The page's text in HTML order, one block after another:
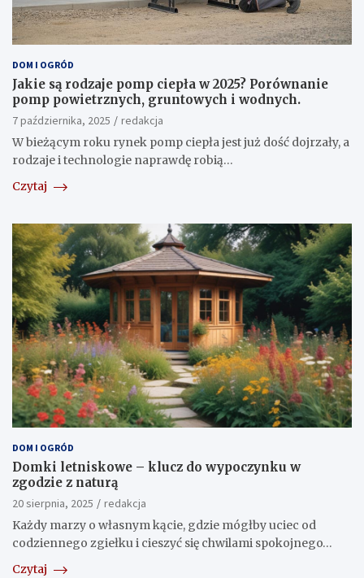
DOM I OGRÓD
Jakie są rodzaje pomp ciepła w 2025? Porównanie
pomp powietrznych, gruntowych i wodnych.
7 października, 2025
redakcja
W bieżącym roku rynek pomp ciepła jest już dość dojrzały, a
rodzaje i technologie naprawdę robią…
Czytaj
DOM I OGRÓD
Domki letniskowe – klucz do wypoczynku w
zgodzie z naturą
20 sierpnia, 2025
redakcja
Każdy marzy o własnym kącie, gdzie mógłby uciec od
codziennego zgiełku i cieszyć się chwilami spokojnego…
Czytaj